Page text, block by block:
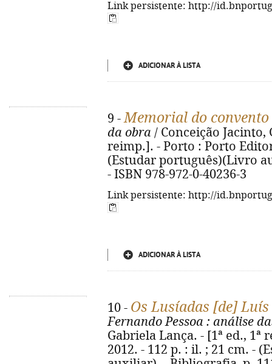
Link persistente: http://
ADICIONAR À LISTA
9 -Memorial do convento
da obra / Conceição Jacinto,
reimp.]. - Porto : Porto
(Estudar português)(Livro
- ISBN 978-972-0-40236-3
Link persistente: http://
ADICIONAR À LISTA
10 - Os Lusíadas [de] Luís
Fernando Pessoa : análise
Gabriela Lança. - [1ª ed.,
2012. - 112 p. : il. ; 21 cm. -